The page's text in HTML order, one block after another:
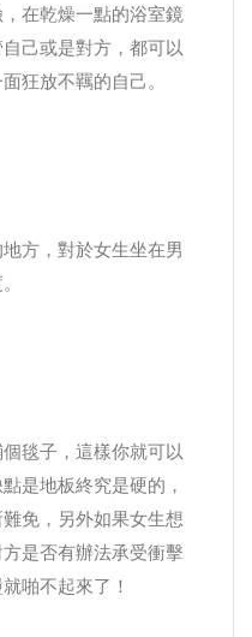
在乾燥一點的浴室鏡
己或是對方，都可以
狂放不羈的自己。
方，對於女生坐在男
毯子，這樣你就可以
是地板終究是硬的，
免，另外如果女生想
是否有辦法承受衝擊
啪不起來了！